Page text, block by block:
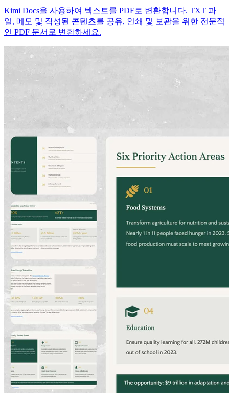
Kimi Docs을 사용하여 텍스트를 PDF로 변환합니다. TXT 파
일, 메모 및 작성된 콘텐츠를 공유, 인쇄 및 보관을 위한 전문적
인 PDF 문서로 변환하세요.